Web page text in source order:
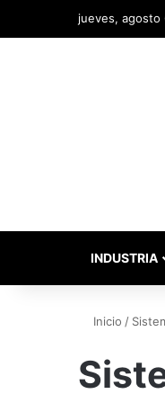
jueves, agosto
INDUSTRIA
Inicio /